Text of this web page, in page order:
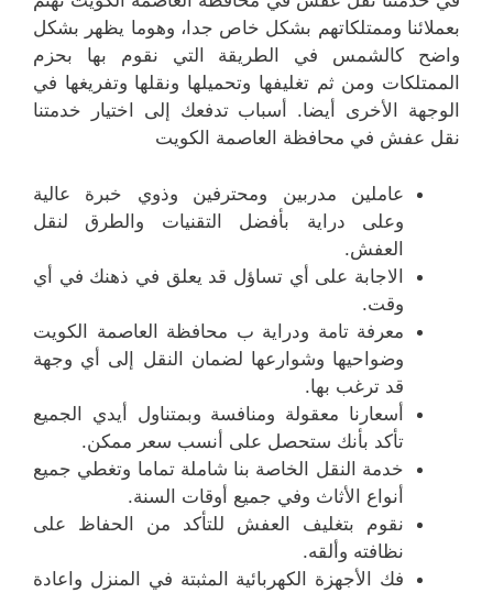
بعملائنا وممتلكاتهم بشكل خاص جدا، وهوما يظهر بشكل
واضح كالشمس في الطريقة التي نقوم بها بحزم
الممتلكات ومن ثم تغليفها وتحميلها ونقلها وتفريغها في
الوجهة الأخرى أيضا. أسباب تدفعك إلى اختيار خدمتنا
نقل عفش في محافظة العاصمة الكويت
عاملين مدربين ومحترفين وذوي خبرة عالية
وعلى دراية بأفضل التقنيات والطرق لنقل
العفش.
الاجابة على أي تساؤل قد يعلق في ذهنك في أي
وقت.
معرفة تامة ودراية ب محافظة العاصمة الكويت
وضواحيها وشوارعها لضمان النقل إلى أي وجهة
قد ترغب بها.
أسعارنا معقولة ومنافسة وبمتناول أيدي الجميع
تأكد بأنك ستحصل على أنسب سعر ممكن.
خدمة النقل الخاصة بنا شاملة تماما وتغطي جميع
أنواع الأثاث وفي جميع أوقات السنة.
نقوم بتغليف العفش للتأكد من الحفاظ على
نظافته وألقه.
فك الأجهزة الكهربائية المثبتة في المنزل واعادة